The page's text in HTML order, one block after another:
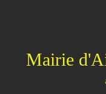
Mairie